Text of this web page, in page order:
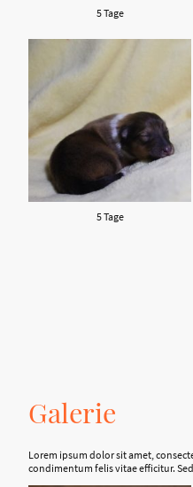
5 Tage
5 Tage
Galerie
Lorem ipsum dolor sit amet,
condimentum felis vitae efficitur.